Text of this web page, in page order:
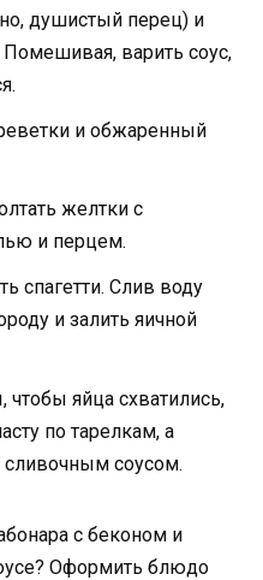
душистый перец) и
Помешивая, варить соус,
и обжаренный
желтки с
и перцем.
спагетти. Слив воду
и залить яичной
чтобы яйца схватились,
по тарелкам, а
соусом.
с беконом и
Оформить блюдо